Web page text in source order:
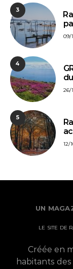
3
09/
4
26/
5
12/
UN
LE SITE DE
Créée en
habitants